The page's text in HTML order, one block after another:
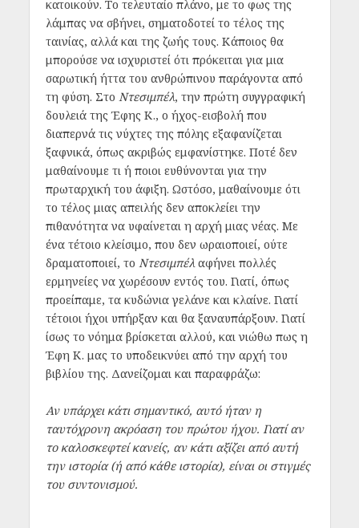
κατοικούν. Το τελευταίο πλάνο, με το φως της
λάμπας να σβήνει, σηματοδοτεί το τέλος της
ταινίας, αλλά και της ζωής τους. Κάποιος θα
μπορούσε να ισχυριστεί ότι πρόκειται για μια
σαρωτική ήττα του ανθρώπινου παράγοντα από
τη φύση. Στο Ντεσιμπέλ, την πρώτη συγγραφική
δουλειά της Έφης Κ., ο ήχος-εισβολή που
διαπερνά τις νύχτες της πόλης εξαφανίζεται
ξαφνικά, όπως ακριβώς εμφανίστηκε. Ποτέ δεν
μαθαίνουμε τι ή ποιοι ευθύνονται για την
πρωταρχική του άφιξη. Ωστόσο, μαθαίνουμε ότι
το τέλος μιας απειλής δεν αποκλείει την
πιθανότητα να υφαίνεται η αρχή μιας νέας. Με
ένα τέτοιο κλείσιμο, που δεν ωραιοποιεί, ούτε
δραματοποιεί, το Ντεσιμπέλαφήνει πολλές
ερμηνείες να χωρέσουν εντός του. Γιατί, όπως
προείπαμε, τα κυδώνια γελάνε και κλαίνε. Γιατί
τέτοιοι ήχοι υπήρξαν και θα ξαναυπάρξουν. Γιατί
ίσως το νόημα βρίσκεται αλλού, και νιώθω πως η
Έφη Κ. μας το υποδεικνύει από την αρχή του
βιβλίου της. Δανείζομαι και παραφράζω:
Αν υπάρχει κάτι σημαντικό, αυτό ήταν η
ταυτόχρονη ακρόαση του πρώτου ήχου. Γιατί αν
το καλοσκεφτεί κανείς, αν κάτι αξίζει από αυτή
την ιστορία (ή από κάθε ιστορία), είναι οι στιγμές
του συντονισμού.